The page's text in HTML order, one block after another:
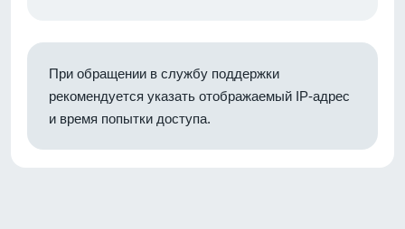
При обращении в службу поддержки
рекомендуется указать отображаемый IP-адрес
и время попытки доступа.